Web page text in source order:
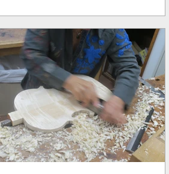
こつこつと挑む。表側の1重線は終わり、内側
の2重線に挑む。而してこの笑顔！！まったく
その勢いに感心する・・...